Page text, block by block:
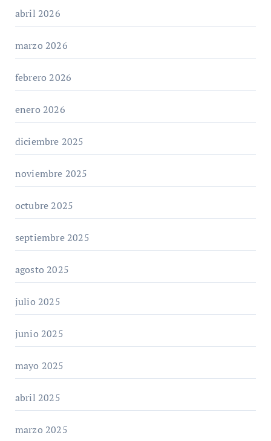
abril 2026
marzo 2026
febrero 2026
enero 2026
diciembre 2025
noviembre 2025
octubre 2025
septiembre 2025
agosto 2025
julio 2025
junio 2025
mayo 2025
abril 2025
marzo 2025